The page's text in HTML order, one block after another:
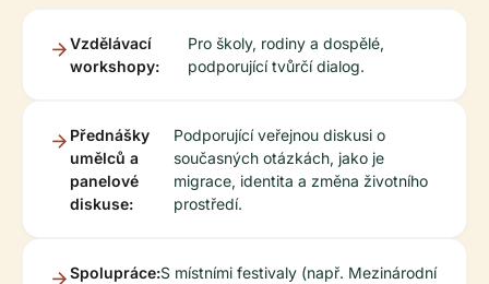
Vzdělávací
workshopy:
Pro školy, rodiny a dospělé,
podporující tvůrčí dialog.
Přednášky
umělců a
panelové
diskuse:
Podporující veřejnou diskusi o
současných otázkách, jako je
migrace, identita a změna životního
prostředí.
Spolupráce:S místními festivaly (např. Mezinárodní